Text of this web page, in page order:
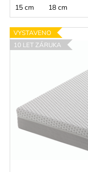
15 cm 18 cm
VYSTAVENO
10 LET ZÁRUKA